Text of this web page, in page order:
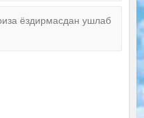
ёздирмасдан ушлаб